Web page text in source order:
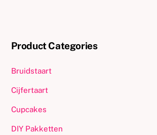
Product Categories
Bruidstaart
Cijfertaart
Cupcakes
DIY Pakketten